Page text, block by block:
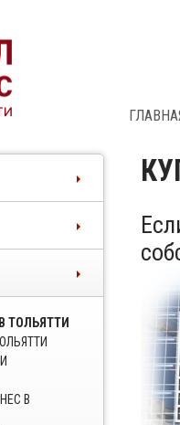
ТОЛЬЯТТИ
В